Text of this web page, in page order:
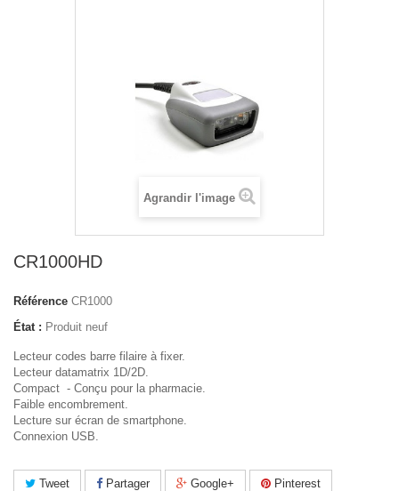
Agrandir l'image
CR1000HD
Référence CR1000
État : Produit neuf
Lecteur codes barre filaire à fixer.
Lecteur datamatrix 1D/2D.
Compact - Conçu pour la pharmacie.
Faible encombrement.
Lecture sur écran de smartphone.
Connexion USB.
Tweet Partager Google+ Pinterest